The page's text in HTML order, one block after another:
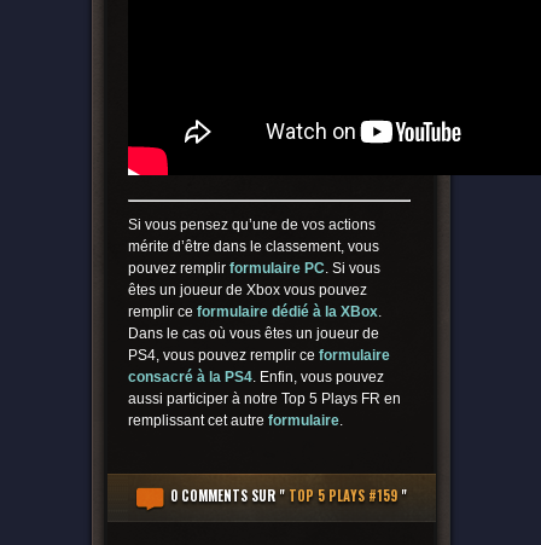
Si vous pensez qu’une de vos actions
mérite d’être dans le classement, vous
pouvez remplir formulaire PC. Si vous
êtes un joueur de Xbox vous pouvez
remplir ce formulaire dédié à la XBox.
Dans le cas où vous êtes un joueur de
PS4, vous pouvez remplir ce formulaire
consacré à la PS4. Enfin, vous pouvez
aussi participer à notre Top 5 Plays FR en
remplissant cet autre formulaire.
0 COMMENTSSUR " TOP 5 PLAYS #159"